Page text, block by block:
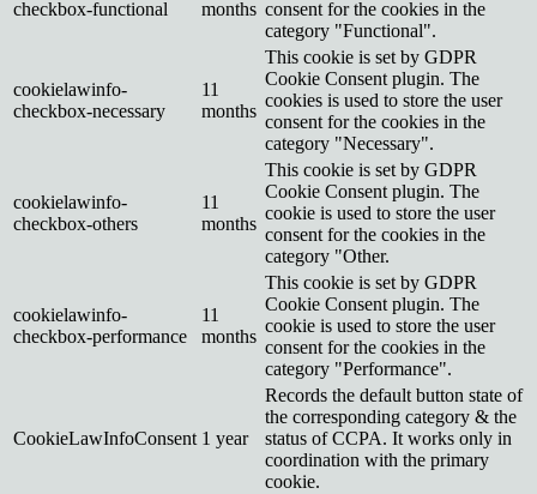
checkbox-functional
months consent for the cookies in the
category "Functional".
cookielawinfo-
checkbox-necessary
11
months
This cookie is set by GDPR
Cookie Consent plugin. The
cookies is used to store the user
consent for the cookies in the
category "Necessary".
cookielawinfo-
checkbox-others
11
months
This cookie is set by GDPR
Cookie Consent plugin. The
cookie is used to store the user
consent for the cookies in the
category "Other.
cookielawinfo-
checkbox-performance
11
months
This cookie is set by GDPR
Cookie Consent plugin. The
cookie is used to store the user
consent for the cookies in the
category "Performance".
CookieLawInfoConsent 1 year
Records the default button state of
the corresponding category & the
status of CCPA. It works only in
coordination with the primary
cookie.